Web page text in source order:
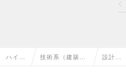
ハイク 技術系（建築・ 設計